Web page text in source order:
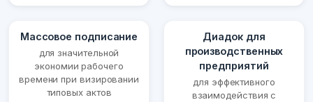
Массовое подписание
для значительной
экономии рабочего
времени при визировании
типовых актов
Диадок для
производственных
предприятий
для эффективного
взаимодействия с